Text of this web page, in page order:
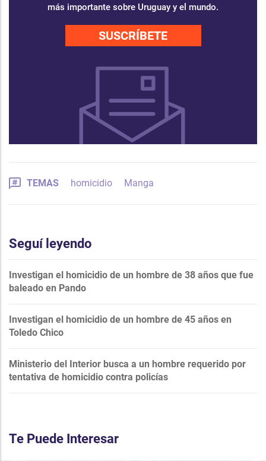
más importante sobre Uruguay y el mundo.
SUSCRÍBETE
TEMAS homicidio Manga
Seguí leyendo
Investigan el homicidio de un hombre de 38 años que fue
baleado en Pando
Investigan el homicidio de un hombre de 45 años en
Toledo Chico
Ministerio del Interior busca a un hombre requerido por
tentativa de homicidio contra policías
Te Puede Interesar